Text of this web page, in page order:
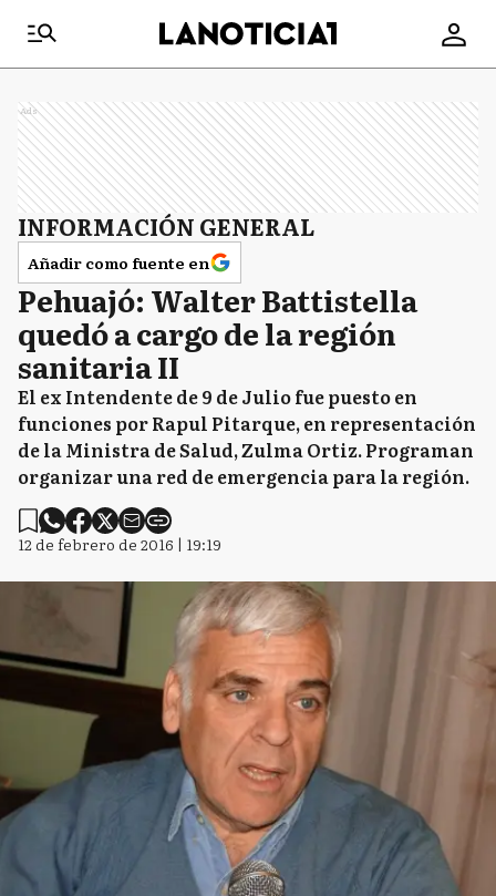
Ads
INFORMACIÓN GENERAL
Añadir como fuente en
Pehuajó: Walter Battistella
quedó a cargo de la región
sanitaria II
El ex Intendente de 9 de Julio fue puesto en
funciones por Rapul Pitarque, en representación
de la Ministra de Salud, Zulma Ortiz. Programan
organizar una red de emergencia para la región.
12 de febrero de 2016 | 19:19